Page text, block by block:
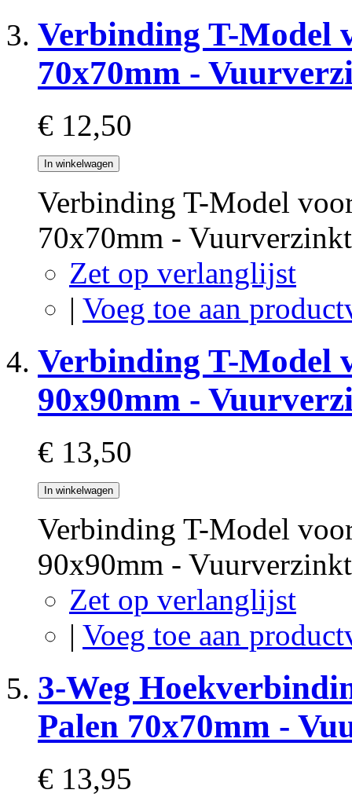
Verbinding T-Model
70x70mm -
€ 12,50
In winkelwagen
Verbinding T-Model
70x70mm -
Zet op verlanglijst
| Voeg toe aan
Verbinding T-Model
90x90mm -
€ 13,50
In winkelwagen
Verbinding T-Model
90x90mm -
Zet op verlanglijst
| Voeg toe aan
3-Weg
Palen 70x70mm -
€ 13,95